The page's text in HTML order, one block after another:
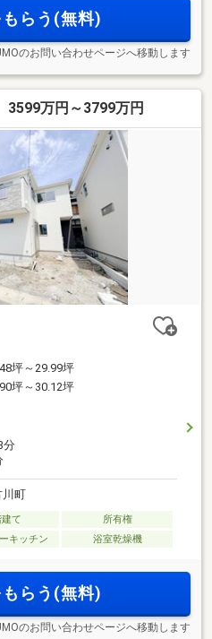
らう(無料)
のお問い合わせページへ移動します
3599万円～3799万円
坪～29.99坪
坪～30.12坪
分
川町
建て
所有権
キッチン 浴室乾燥機
らう(無料)
のお問い合わせページへ移動します